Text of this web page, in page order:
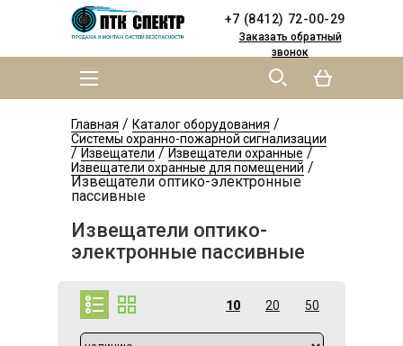
+7 (8412) 72-00-29
Заказать обратный
звонок
MAIN MENU
YOU ARE HERE
Главная / Каталог оборудования /
Системы охранно-пожарной сигнализации
/ Извещатели / Извещатели охранные /
Извещатели охранные для помещений /
Извещатели оптико-электронные
пассивные
Извещатели оптико-
электронные пассивные
10 20 50